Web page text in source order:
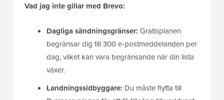
Vad jag inte gillar med Brevo:
Dagliga sändningsgränser: Gratisplanen
begränsar dig till 300 e-postmeddelanden per
dag, vilket kan vara begränsande när din lista
växer.
Landningssidbyggare: Du måste flytta till